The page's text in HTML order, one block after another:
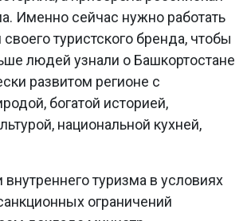
Именно сейчас нужно работать
туристского бренда, чтобы
людей узнали о Башкортостане
развитом регионе с
богатой историей,
национальной кухней,
внутреннего туризма в условиях
ограничений